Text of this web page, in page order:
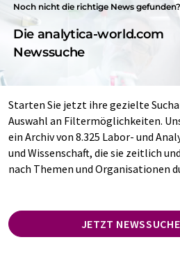
Noch nicht die richtige News gefunden?
Die analytica-world.com
Newssuche
Starten Sie jetzt ihre gezielte
Auswahl an Filtermöglichkeiten.
ein Archiv von 8.325 Labor- und
und Wissenschaft, die sie zeitlich
nach Themen und Organisationen
JETZT